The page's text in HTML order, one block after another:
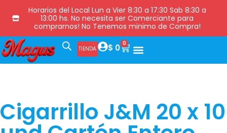
Horarios del Local Lun a Vier 8:30 a 17:30 Sab 8:30 a
13:00 hs. No necesita ser Comerciante para
comprarnos! No Tenemos minimo de Compra!
TIENDA $ 0 0
Cigarrillo J&M 20 x 10